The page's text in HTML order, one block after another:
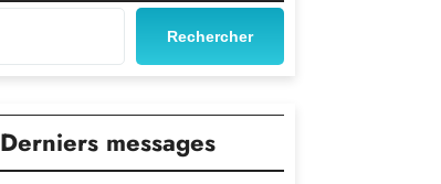
Rechercher
Derniers messages